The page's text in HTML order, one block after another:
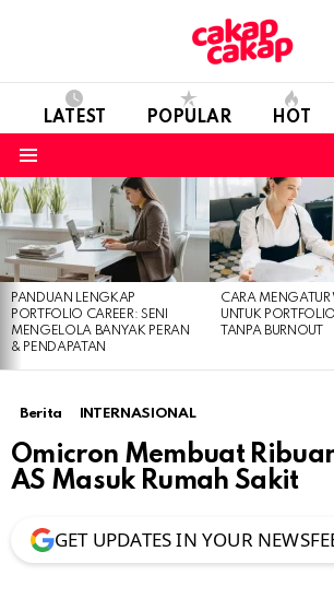
LATEST POPULAR HOT
LATEST
STORIES
PANDUAN LENGKAP
PORTFOLIO CAREER: SENI
MENGELOLA BANYAK PERAN
& PENDAPATAN
CARA MENGATUR
UNTUK
TANPA BURNOUT
Berita INTERNASIONAL
Omicron Membuat
AS Masuk Rumah Sakit
GET UPDATES IN YOUR